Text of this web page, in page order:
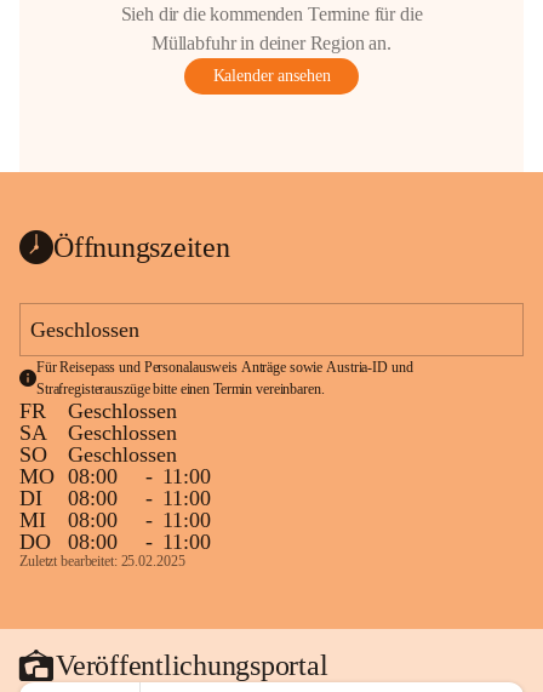
Sieh dir die kommenden Termine für die
Müllabfuhr in deiner Region an.
Kalender ansehen
Öffnungszeiten
Geschlossen
Für Reisepass und Personalausweis Anträge sowie Austria-ID und
Strafregisterauszüge bitte einen Termin vereinbaren.
FR
Geschlossen
SA
Geschlossen
SO
Geschlossen
MO 08:00 - 11:00
DI
08:00 - 11:00
MI
08:00 - 11:00
DO
08:00 - 11:00
Zuletzt bearbeitet: 25.02.2025
Veröffentlichungsportal